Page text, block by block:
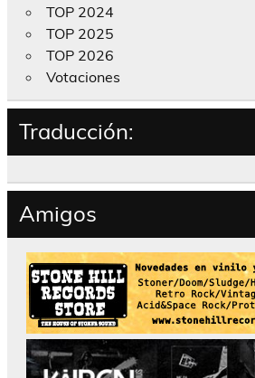
TOP 2024
TOP 2025
TOP 2026
Votaciones
Traducción:
Amigos